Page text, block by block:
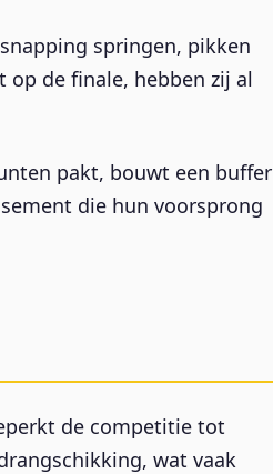
springen, pikken
de finale, hebben zij al
pakt, bouwt een buffer
die hun voorsprong
de competitie tot
wat vaak